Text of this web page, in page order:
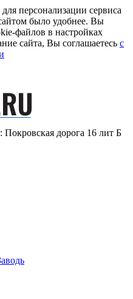
персонализации сервиса
было удобнее. Вы
файлов в настройках
сайта, Вы соглашаетесь c
дорога 16 лит Б